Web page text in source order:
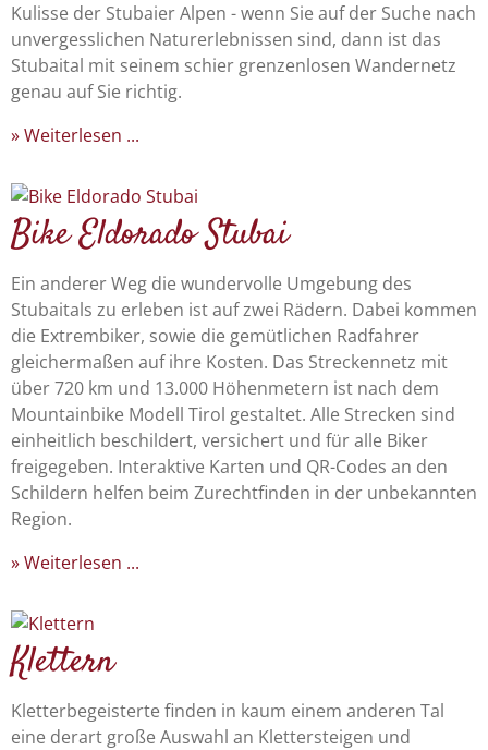
Kulisse der Stubaier Alpen - wenn Sie auf der Suche nach
unvergesslichen Naturerlebnissen sind, dann ist das
Stubaital mit seinem schier grenzenlosen Wandernetz
genau auf Sie richtig.
Weiterlesen ...
Bike Eldorado Stubai
Ein anderer Weg die wundervolle Umgebung des
Stubaitals zu erleben ist auf zwei Rädern. Dabei kommen
die Extrembiker, sowie die gemütlichen Radfahrer
gleichermaßen auf ihre Kosten. Das Streckennetz mit
über 720 km und 13.000 Höhenmetern ist nach dem
Mountainbike Modell Tirol gestaltet. Alle Strecken sind
einheitlich beschildert, versichert und für alle Biker
freigegeben. Interaktive Karten und QR-Codes an den
Schildern helfen beim Zurechtfinden in der unbekannten
Region.
Weiterlesen ...
Klettern
Kletterbegeisterte finden in kaum einem anderen Tal
eine derart große Auswahl an Klettersteigen und